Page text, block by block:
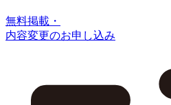
無料掲載・
内容変更のお申し込み